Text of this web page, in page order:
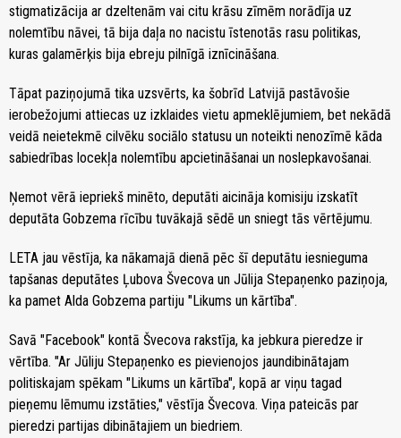
stigmatizācija ar dzeltenām vai citu krāsu zīmēm norādīja uz
nolemtību nāvei, tā bija daļa no nacistu īstenotās rasu politikas,
kuras galamērķis bija ebreju pilnīgā iznīcināšana.
Tāpat paziņojumā tika uzsvērts, ka šobrīd Latvijā pastāvošie
ierobežojumi attiecas uz izklaides vietu apmeklējumiem, bet nekādā
veidā neietekmē cilvēku sociālo statusu un noteikti nenozīmē kāda
sabiedrības locekļa nolemtību apcietināšanai un noslepkavošanai.
Ņemot vērā iepriekš minēto, deputāti aicināja komisiju izskatīt
deputāta Gobzema rīcību tuvākajā sēdē un sniegt tās vērtējumu.
LETA jau vēstīja, ka nākamajā dienā pēc šī deputātu iesnieguma
tapšanas deputātes Ļubova Švecova un Jūlija Stepaņenko paziņoja,
ka pamet Alda Gobzema partiju "Likums un kārtība".
Savā "Facebook" kontā Švecova rakstīja, ka jebkura pieredze ir
vērtība. "Ar Jūliju Stepaņenko es pievienojos jaundibinātajam
politiskajam spēkam "Likums un kārtība", kopā ar viņu tagad
pieņemu lēmumu izstāties," vēstīja Švecova. Viņa pateicās par
pieredzi partijas dibinātajiem un biedriem.